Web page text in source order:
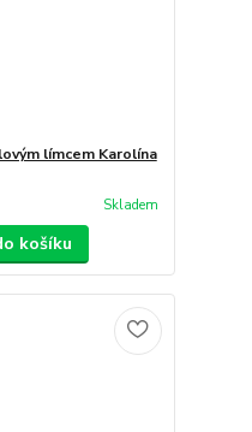
límcem Karolína
Skladem
košíku